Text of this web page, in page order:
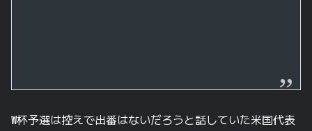
W杯予選は控えで出番はないだろうと話していた米国代表